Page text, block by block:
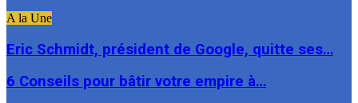
A la Une
Eric Schmidt, président de Google, quitte ses…
6 Conseils pour bâtir votre empire à…